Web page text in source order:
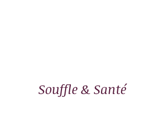
Souffle & Santé